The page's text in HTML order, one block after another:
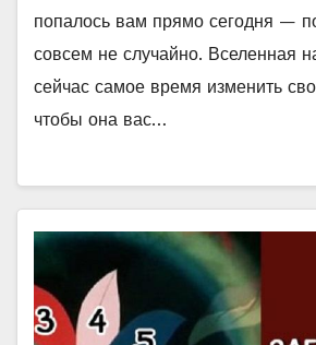
попалось вам прямо сегодня —
совсем не случайно. Вселенная
сейчас самое время изменить
чтобы она вас…